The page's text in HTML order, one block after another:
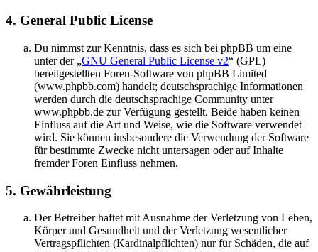
4. General Public License
Du nimmst zur Kenntnis, dass es sich bei phpBB um eine
unter der „GNU General Public License v2“ (GPL)
bereitgestellten Foren-Software von phpBB Limited
(www.phpbb.com) handelt; deutschsprachige Informationen
werden durch die deutschsprachige Community unter
www.phpbb.de zur Verfügung gestellt. Beide haben keinen
Einfluss auf die Art und Weise, wie die Software verwendet
wird. Sie können insbesondere die Verwendung der Software
für bestimmte Zwecke nicht untersagen oder auf Inhalte
fremder Foren Einfluss nehmen.
5. Gewährleistung
Der Betreiber haftet mit Ausnahme der Verletzung von Leben,
Körper und Gesundheit und der Verletzung wesentlicher
Vertragspflichten (Kardinalpflichten) nur für Schäden, die auf